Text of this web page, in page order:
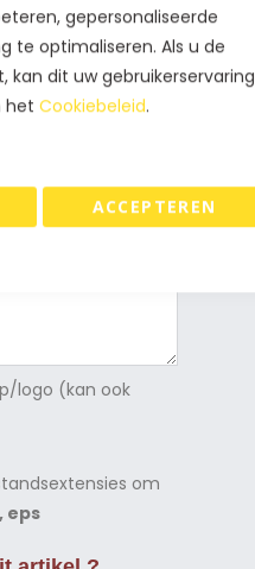
gepersonaliseerde
te optimaliseren. Als u de
dit uw gebruikerservaring
het Cookiebeleid.
ACCEPTEREN
?
+ positie
logo (kan ook
om
eps